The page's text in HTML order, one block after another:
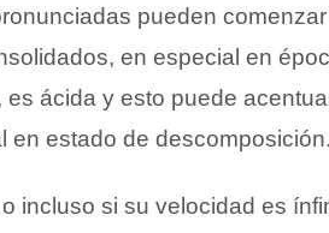
pueden
en especial en
es ácida y esto puede
en estado de descomposición.
incluso si su velocidad es